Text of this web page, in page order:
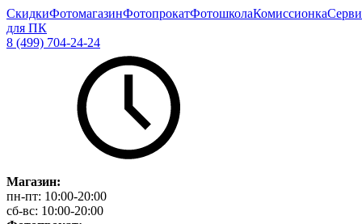
СкидкиФотомагазинФотопрокатФотошколаКомиссионка
для ПК
8 (499) 704-24-24
Магазин:
пн-пт: 10:00-20:00
сб-вс: 10:00-20:00